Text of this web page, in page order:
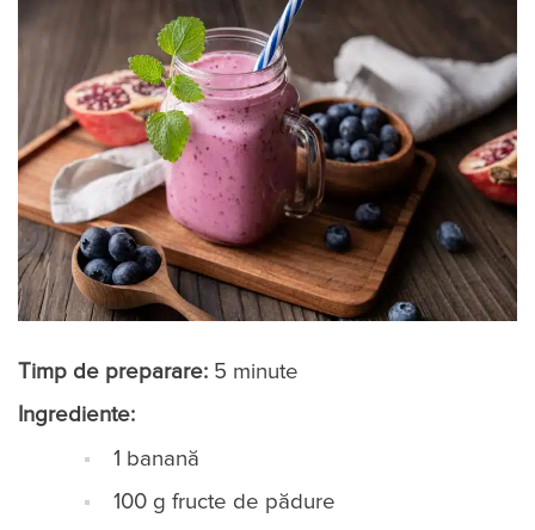
Timp de preparare: 5 minute
Ingrediente:
1 banană
100 g fructe de pădure